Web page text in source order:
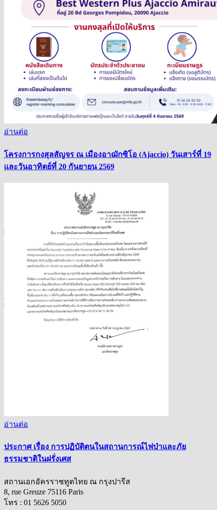
อ่านต่อ
โครงการกงสุลสัญจร ณ เมืองอาฌักซิโอ (Ajaccio) วันเสาร์ที่ 19
และวันอาทิตย์ที่ 20 กันยายน 2569
อ่านต่อ
ประกาศ เรื่อง การปฏิบัติตนในสถานการณ์ไฟป่าและภัย
ธรรมชาติในฝรั่งเศส
สถานเอกอัครราชทูตไทย ณ กรุงปารีส
8, rue Greuze 75116 Paris
โทร : 01 5626 5050